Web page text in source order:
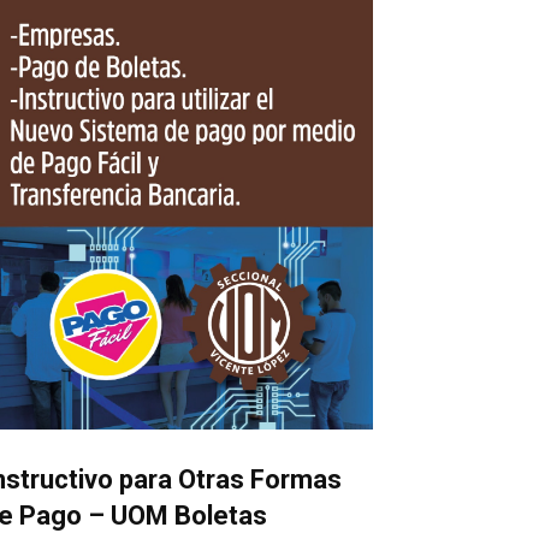
para Otras Formas
Pago – UOM Boletas